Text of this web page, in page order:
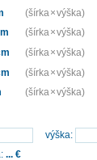
(šírka × výška)
(šírka × výška)
(šírka × výška)
(šírka × výška)
(šírka × výška)
výška:
... €